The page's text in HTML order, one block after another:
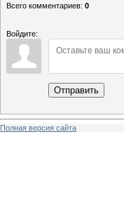
Всего комментариев: 0
Войдите:
Отправить
Полная версия сайта